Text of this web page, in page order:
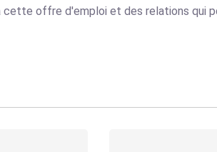
offre d'emploi et des relations qui